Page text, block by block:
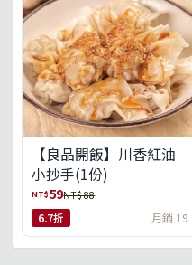
【良品開飯】川香紅油
小抄手(1份)
NT$59NT$ 88
6.7折 月銷 19